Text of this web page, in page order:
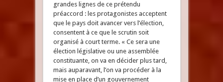
grandes lignes de ce prétendu
préaccord : les protagonistes acceptent
que le pays doit avancer vers l’élection,
consentent à ce que le scrutin soit
organisé à court terme. « Ce sera une
élection législative ou une assemblée
constituante, on va en décider plus tard,
mais auparavant, l’on va procéder à la
mise en place d’un gouvernement